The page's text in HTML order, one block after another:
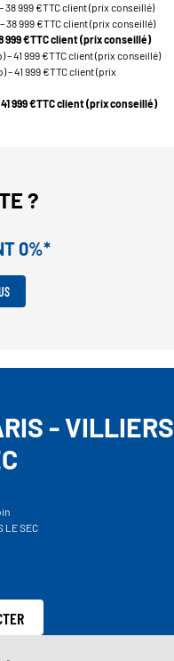
38 999 €TTC client (prix conseillé)
38 999 €TTC client (prix conseillé)
999 €TTC client (prix conseillé)
– 41 999 €TTC client (prix conseillé)
– 41 999 €TTC client (prix
41 999 €TTC client (prix conseillé)
?
0%*
- VILLIERS
LE SEC